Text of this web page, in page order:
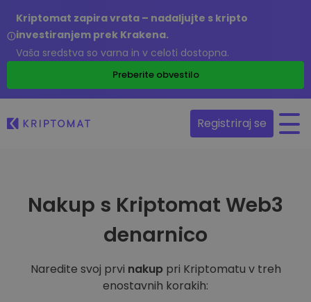
Kriptomat zapira vrata – nadaljujte s kripto
investiranjem prek Krakena.
Vaša sredstva so varna in v celoti dostopna.
Preberite obvestilo
Registriraj se
Nakup s Kriptomat Web3
denarnico
Naredite svoj prvi nakuppri Kriptomatu v treh
enostavnih korakih: